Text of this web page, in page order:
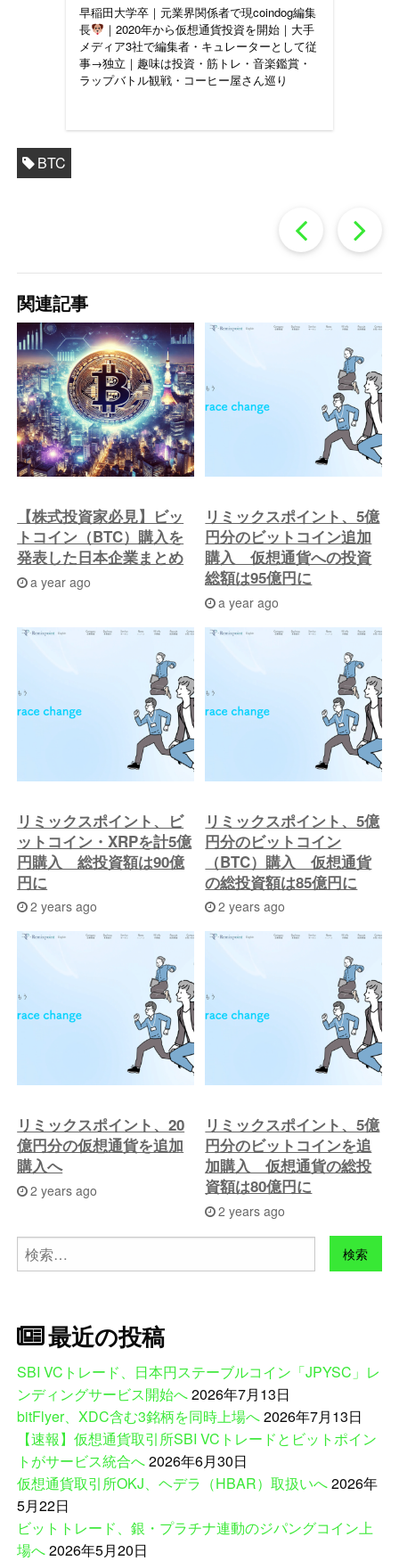
早稲田大学卒｜元業界関係者で現coindog編集
長
｜2020年から仮想通貨投資を開始｜大手
メディア3社で編集者・キュレーターとして従
事→独立｜趣味は投資・筋トレ・音楽鑑賞・
ラップバトル観戦・コーヒー屋さん巡り
BTC
過
去
の
投
稿
へ
関連記事
【株式投資家必見】ビッ
トコイン（BTC）購入を
発表した日本企業まとめ
a year ago
リミックスポイント、5億
円分のビットコイン追加
購入 仮想通貨への投資
総額は95億円に
a year ago
リミックスポイント、ビ
ットコイン・XRPを計5億
円購入 総投資額は90億
円に
2 years ago
リミックスポイント、5億
円分のビットコイン
（BTC）購入 仮想通貨
の総投資額は85億円に
2 years ago
リミックスポイント、20
億円分の仮想通貨を追加
購入へ
2 years ago
リミックスポイント、5億
円分のビットコインを追
加購入 仮想通貨の総投
資額は80億円に
2 years ago
検
索:
最近の投稿
SBI VCトレード、日本円ステーブルコイン「JPYSC」レ
ンディングサービス開始へ2026年7月13日
bitFlyer、XDC含む3銘柄を同時上場へ2026年7月13日
【速報】仮想通貨取引所SBI VCトレードとビットポイン
トがサービス統合へ2026年6月30日
仮想通貨取引所OKJ、ヘデラ（HBAR）取扱いへ2026年
5月22日
ビットトレード、銀・プラチナ連動のジパングコイン上
場へ2026年5月20日